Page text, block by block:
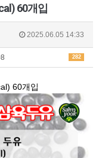
60개입
2025.06.05 14:33
282